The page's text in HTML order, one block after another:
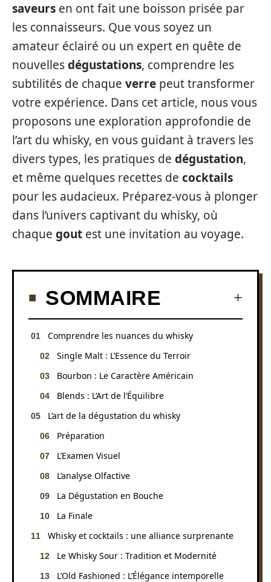
saveurs en ont fait une boisson prisée par
les connaisseurs. Que vous soyez un
amateur éclairé ou un expert en quête de
nouvellesdégustations, comprendre les
subtilités de chaque verre peut transformer
votre expérience. Dans cet article, nous vous
proposons une exploration approfondie de
l’art du whisky, en vous guidant à travers les
divers types, les pratiques de dégustation,
et même quelques recettes de cocktails
pour les audacieux. Préparez-vous à plonger
dans l’univers captivant du whisky, où
chaque gout est une invitation au voyage.
SOMMAIRE
Comprendre les nuances du whisky
Single Malt : L’Essence du Terroir
Bourbon : Le Caractère Américain
Blends : L’Art de l’Équilibre
L’art de la dégustation du whisky
Préparation
L’Examen Visuel
L’analyse Olfactive
La Dégustation en Bouche
La Finale
Whisky et cocktails : une alliance surprenante
Le Whisky Sour : Tradition et Modernité
L’Old Fashioned : L’Élégance intemporelle